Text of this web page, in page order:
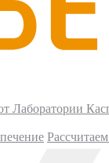
Лаборатории